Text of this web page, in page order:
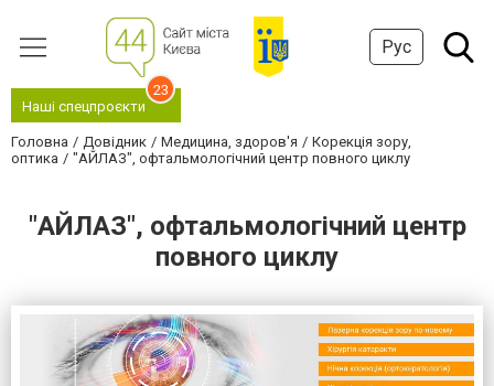
Рус
Наші спецпроєкти
23
Головна Довідник Медицина, здоров'я
Корекція зору,
оптика
"АЙЛАЗ", офтальмологічний центр повного циклу
"АЙЛАЗ", офтальмологічний центр
повного циклу